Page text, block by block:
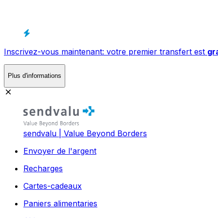
Inscrivez-vous maintenant: votre premier transfert est
Plus d'informations
sendvalu | Value Beyond Borders
Envoyer de l'argent
Recharges
Cartes-cadeaux
Paniers alimentaries